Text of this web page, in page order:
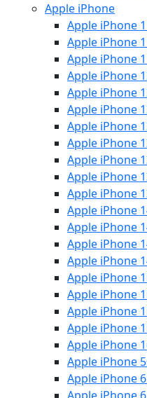
Apple iPhone
Apple iPhone
Apple iPhone
Apple iPhone
Apple iPhone
Apple iPhone
Apple iPhone
Apple iPhone
Apple iPhone
Apple iPhone
Apple iPhone
Apple iPhone
Apple iPhone
Apple iPhone
Apple iPhone
Apple iPhone
Apple iPhone
Apple iPhone
Apple iPhone
Apple iPhone
Apple iPhone
Apple iPhone
Apple iPhone